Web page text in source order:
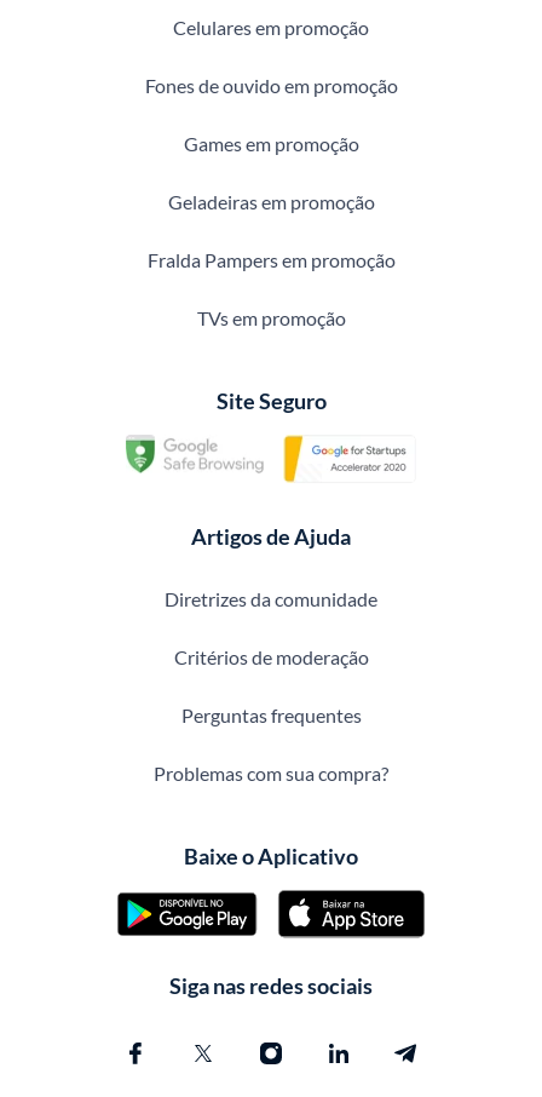
Celulares em promoção
Fones de ouvido em promoção
Games em promoção
Geladeiras em promoção
Fralda Pampers em promoção
TVs em promoção
Site Seguro
Artigos de Ajuda
Diretrizes da comunidade
Critérios de moderação
Perguntas frequentes
Problemas com sua compra?
Baixe o Aplicativo
Siga nas redes sociais